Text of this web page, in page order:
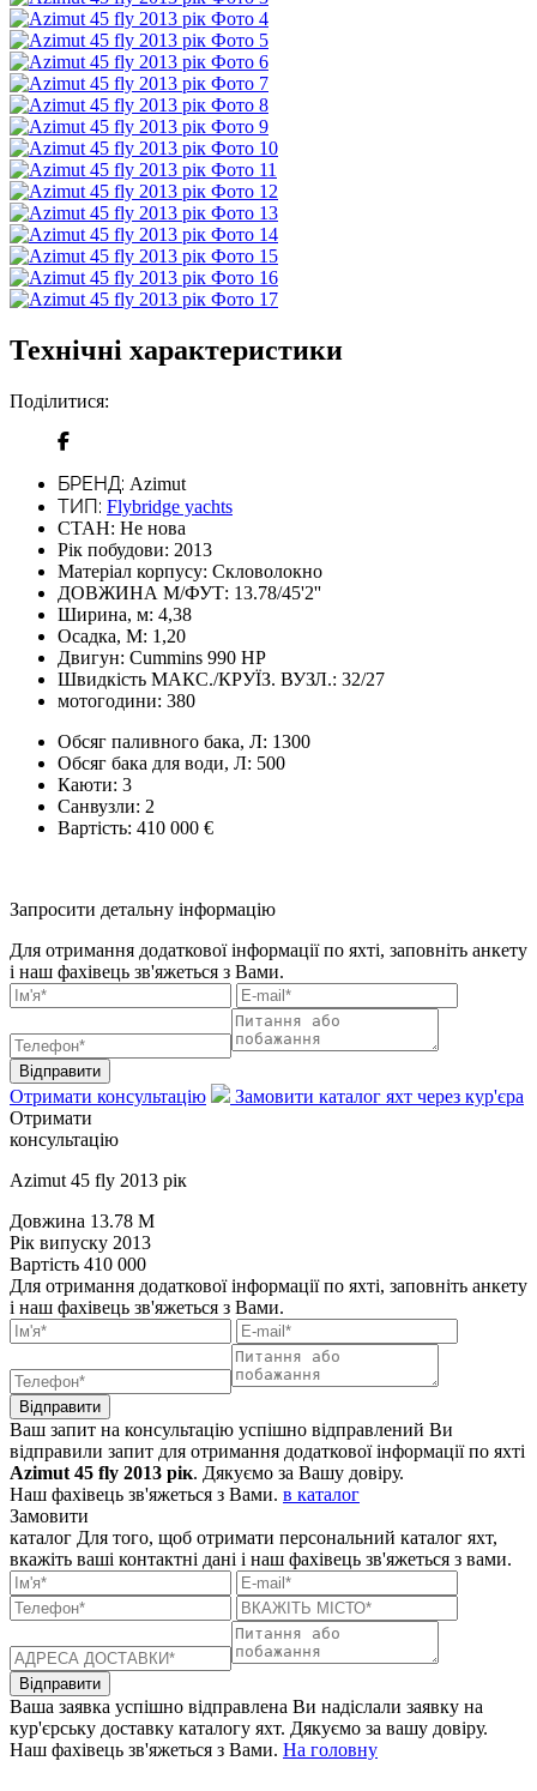
Технічні характеристики
Поділитися:
БРЕНД: Azimut
ТИП: Flybridge yachts
СТАН: Не нова
Рік побудови: 2013
Матеріал корпусу: Скловолокно
ДОВЖИНА М/ФУТ: 13.78/45'2''
Ширина, м: 4,38
Осадка, М: 1,20
Двигун: Cummins 990 HP
Швидкість МАКС./КРУЇЗ. ВУЗЛ.: 32/27
мотогодини: 380
Обсяг паливного бака, Л: 1300
Обсяг бака для води, Л: 500
Каюти: 3
Санвузли: 2
Вартість: 410 000 €
Запросити детальну інформацію
Для отримання додаткової інформації по яхті, заповніть анкету
і наш фахівець зв'яжеться з Вами.
Відправити
Отримати консультацію
Замовити каталог яхт через кур'єра
Отримати
консультацію
Azimut 45 fly 2013 рік
Довжина 13.78 M
Рік випуску 2013
Вартість 410 000
Для отримання додаткової інформації по яхті, заповніть анкету
і наш фахівець зв'яжеться з Вами.
Відправити
Ваш запит на консультацію успішно відправлений Ви
відправили запит для отримання додаткової інформації по яхті
Azimut 45 fly 2013 рік. Дякуємо за Вашу довіру.
Наш фахівець зв'яжеться з Вами. в каталог
Замовити
каталог Для того, щоб отримати персональний каталог яхт,
вкажіть ваші контактні дані і наш фахівець зв'яжеться з вами.
Відправити
Ваша заявка успішно відправлена Ви надіслали заявку на
кур'єрську доставку каталогу яхт. Дякуємо за вашу довіру.
Наш фахівець зв'яжеться з Вами. На головну